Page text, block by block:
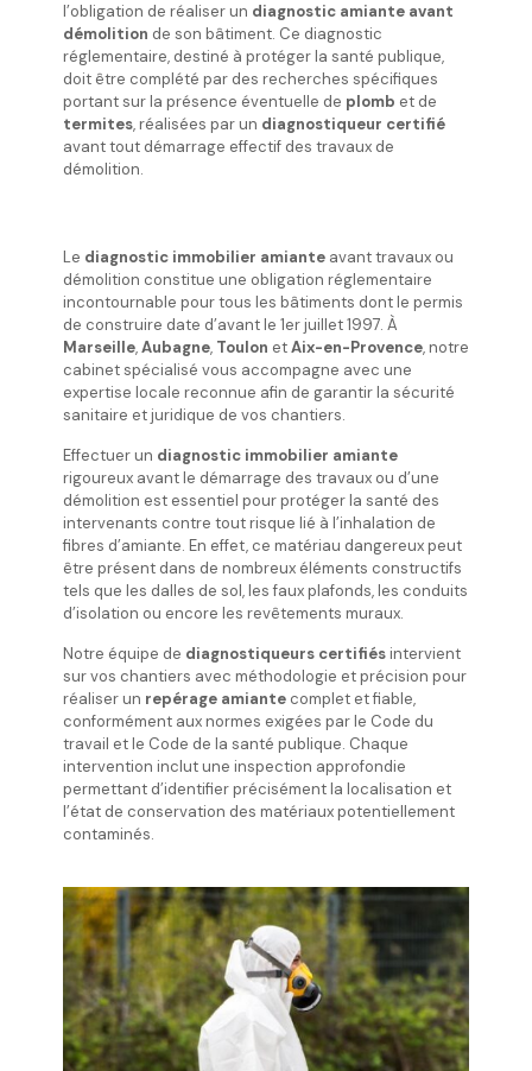
l’obligation de réaliser un diagnostic amiante avant
démolition de son bâtiment. Ce diagnostic
réglementaire, destiné à protéger la santé publique,
doit être complété par des recherches spécifiques
portant sur la présence éventuelle de plomb et de
termites, réalisées par un diagnostiqueur certifié
avant tout démarrage effectif des travaux de
démolition.
Le diagnostic immobilier amiante avant travaux ou
démolition constitue une obligation réglementaire
incontournable pour tous les bâtiments dont le permis
de construire date d’avant le 1er juillet 1997. À
Marseille,Aubagne, Toulon etAix-en-Provence, notre
cabinet spécialisé vous accompagne avec une
expertise locale reconnue afin de garantir la sécurité
sanitaire et juridique de vos chantiers.
Effectuer un diagnostic immobilier amiante
rigoureux avant le démarrage des travaux ou d’une
démolition est essentiel pour protéger la santé des
intervenants contre tout risque lié à l’inhalation de
fibres d’amiante. En effet, ce matériau dangereux peut
être présent dans de nombreux éléments constructifs
tels que les dalles de sol, les faux plafonds, les conduits
d’isolation ou encore les revêtements muraux.
Notre équipe de diagnostiqueurs certifiésintervient
sur vos chantiers avec méthodologie et précision pour
réaliser un repérage amiante complet et fiable,
conformément aux normes exigées par le Code du
travail et le Code de la santé publique. Chaque
intervention inclut une inspection approfondie
permettant d’identifier précisément la localisation et
l’état de conservation des matériaux potentiellement
contaminés.